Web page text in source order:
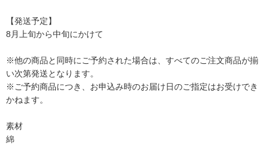
【発送予定】
8月上旬から中旬にかけて
※他の商品と同時にご予約された場合は、すべてのご注文商品が揃
い次第発送となります。
※ご予約商品につき、お申込み時のお届け日のご指定はお受けでき
かねます。
素材
綿